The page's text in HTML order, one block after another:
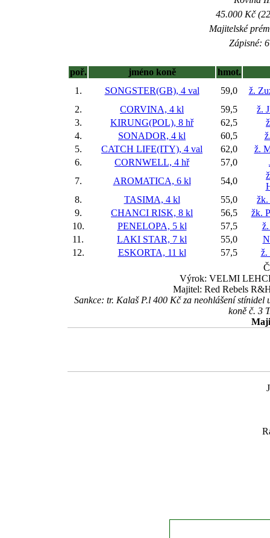
45.000 Kč
Majitelské
Zápisné:
poř. jméno koně
hmot.
1.
SONGSTER(GB), 4 val 59,0
ž.
2.
CORVINA, 4 kl 59,5
ž.
3.
KIRUNG(POL), 8 hř 62,5
4.
SONADOR, 4 kl 60,5
5.
CATCH LIFE(ITY), 4 val 62,0
ž.
6.
CORNWELL, 4 hř 57,0
7.
AROMATICA, 6 kl 54,0
8.
TASIMA, 4 kl 55,0
žk.
9.
CHANCI RISK, 8 kl 56,5
žk.
10.
PENELOPA, 5 kl 57,5
11.
LAKI STAR, 7 kl 55,0
12.
ESKORTA, 11 kl 57,5
ž.
Výrok: VELMI
Majitel: Red Rebels
Sankce: tr. Kalaš P.l 400 Kč za neohlášení
koně č. 3